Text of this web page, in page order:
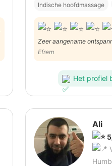
Indische hoofdmassage
Zeer aangename
Katrien!
Efrem
Het profiel
Ali